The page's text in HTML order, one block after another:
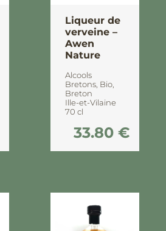
Liqueur de
verveine –
Awen
Nature
Alcools
Bretons, Bio,
Breton
Ille-et-Vilaine
70 cl
33.80 €